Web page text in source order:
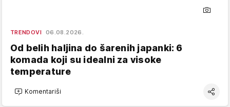
TRENDOVI 06.08.2026.
Od belih haljina do šarenih japanki: 6
komada koji su idealni za visoke
temperature
Komentariši